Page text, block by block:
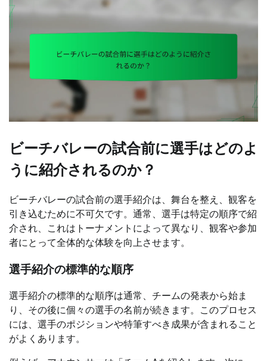
ビーチバレーの試合前に選手はどのよ
うに紹介されるのか？
ビーチバレーの試合前の選手紹介は、舞台を整え、観客を
引き込むために不可欠です。通常、選手は特定の順序で紹
介され、これはトーナメントによって異なり、観客や参加
者にとって全体的な体験を向上させます。
選手紹介の標準的な順序
選手紹介の標準的な順序は通常、チームの発表から始ま
り、その後に個々の選手の名前が続きます。このプロセス
には、選手のポジションや特筆すべき成果が含まれること
がよくあります。